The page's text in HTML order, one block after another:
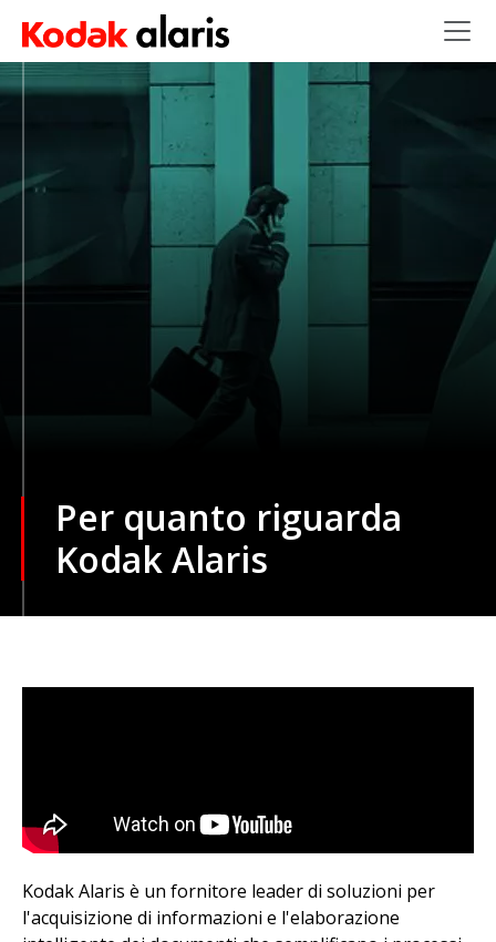
Salta al contenuto principale
Per quanto riguarda
Kodak Alaris
Kodak Alaris è un fornitore leader di soluzioni per
l'acquisizione di informazioni e l'elaborazione